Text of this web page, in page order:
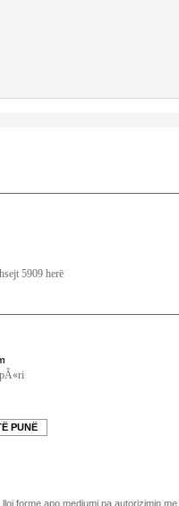
5909 herë
PUNË
forme apo mediumi pa autorizimin